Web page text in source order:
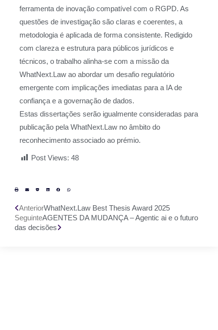
ferramenta de inovação compatível com o RGPD. As
questões de investigação são claras e coerentes, a
metodologia é aplicada de forma consistente. Redigido
com clareza e estrutura para públicos jurídicos e
técnicos, o trabalho alinha-se com a missão da
WhatNext.Law ao abordar um desafio regulatório
emergente com implicações imediatas para a IA de
confiança e a governação de dados.
Estas dissertações serão igualmente consideradas para
publicação pela WhatNext.Law no âmbito do
reconhecimento associado ao prémio.
Post Views: 48
AnteriorWhatNext.Law Best Thesis Award 2025
SeguinteAGENTES DA MUDANÇA – Agentic ai e o futuro
das decisões